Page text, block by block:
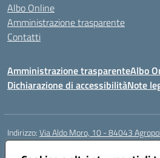
Albo Online
Amministrazione trasparente
Contatti
Amministrazione trasparenteAlbo
Dichiarazione di accessibilitàNote
Indirizzo:Via Aldo Moro, 10 - 84043
Centralino: